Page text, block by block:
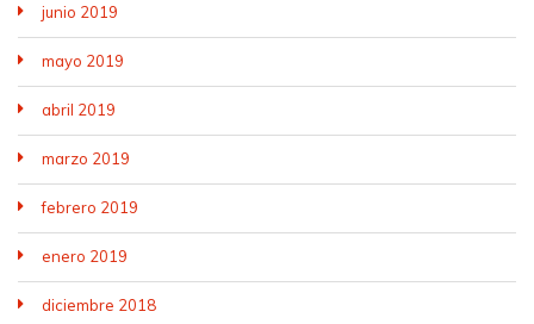
junio 2019
mayo 2019
abril 2019
marzo 2019
febrero 2019
enero 2019
diciembre 2018